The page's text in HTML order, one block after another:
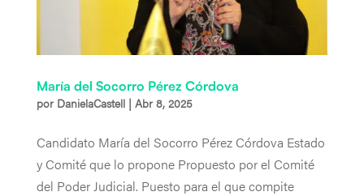
María del Socorro Pérez Córdova
por DanielaCastell| Abr 8, 2025
Candidato María del Socorro Pérez Córdova Estado
y Comité que lo propone Propuesto por el Comité
del Poder Judicial. Puesto para el que compite